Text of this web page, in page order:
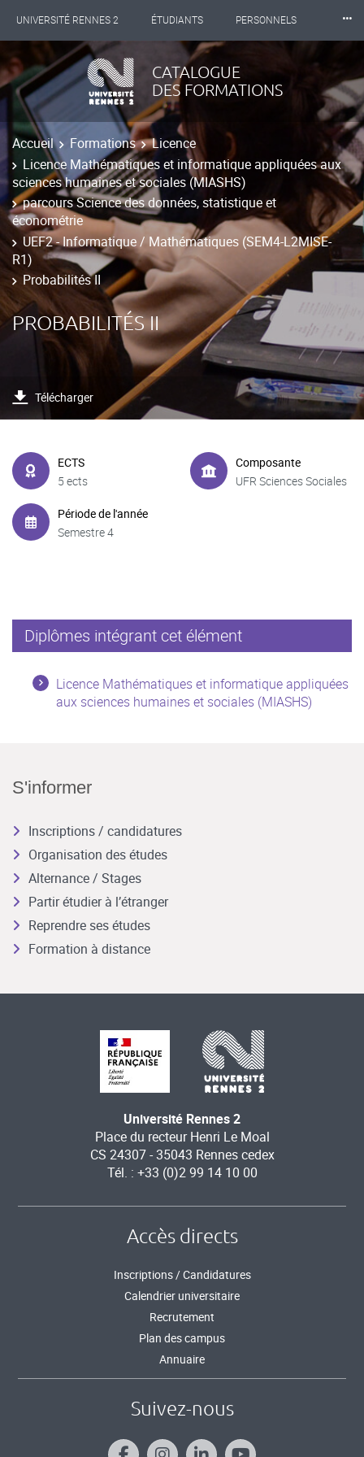
UNIVERSITÉ RENNES 2 ÉTUDIANTS PERSONNELS
INTERNATIONAL PROFESSIONNELS
LES NOUVELLES DE RENNES 2
⸱⸱⸱
CATALOGUE
DES FORMATIONS
Accueil Formations
Licence
Licence Mathématiques et informatique appliquées aux
sciences humaines et sociales (MIASHS)
parcours Science des données, statistique et
économétrie
UEF2 - Informatique / Mathématiques (SEM4-L2MISE-
R1)
Probabilités II
PROBABILITÉS II
Télécharger
ECTS
5 ects
Composante
UFR Sciences Sociales
Période de l'année
Semestre 4
Diplômes intégrant cet élément
Licence Mathématiques et informatique appliquées
aux sciences humaines et sociales (MIASHS)
S'informer
Inscriptions / candidatures
Organisation des études
Alternance / Stages
Partir étudier à l’étranger
Reprendre ses études
Formation à distance
Université Rennes 2
Place du recteur Henri Le Moal
CS 24307 - 35043 Rennes cedex
Tél. : +33 (0)2 99 14 10 00
Accès directs
Inscriptions / Candidatures
Calendrier universitaire
Recrutement
Plan des campus
Annuaire
Suivez-nous